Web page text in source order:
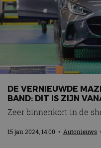
Automerken
Adverteren
MotorRAI.nl
DE VERNIEUWDE
BAND: DIT IS ZIJN
Zeer binnenkort in de
15 jan 2024, 14:00 • Autonieuws